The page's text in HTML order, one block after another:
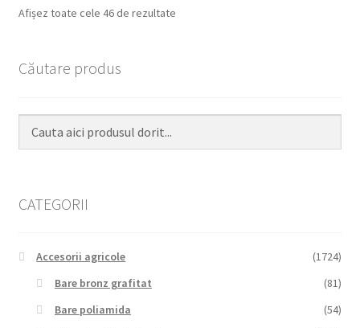
Afișez toate cele 46 de rezultate
Căutare produs
CATEGORII
Accesorii agricole
(1724)
Bare bronz grafitat
(81)
Bare poliamida
(54)